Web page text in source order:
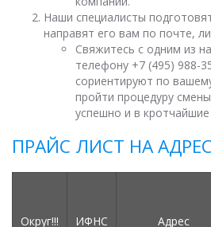
Наши специалисты
направят его вам по почте,
Свяжитесь с одним из
телефону +7 (495) 988-
сориентируют по
пройти процедуру
успешно и в кротчайшие
ПРАЙС ЛИСТ НА
Округ!!! ИФНС Адрес